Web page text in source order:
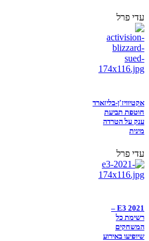
עדי פרל
אקטיוויז'ן-בליזארד
חוטפת תביעת
ענק על הטרדה
מינית
עדי פרל
E3 2021 –
רשימת כל
המשחקים
שיופיעו באירוע